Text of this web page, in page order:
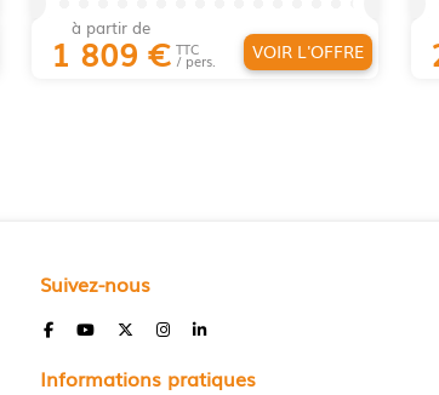
à partir de
1 809 € TTC
/ pers. VOIR L'OFFRE
Suivez-nous
Informations pratiques